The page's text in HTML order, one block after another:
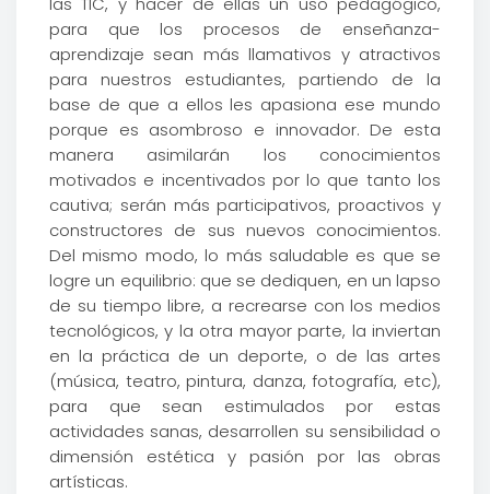
para que los procesos de enseñanza-
aprendizaje sean más llamativos y atractivos
para nuestros estudiantes, partiendo de la
base de que a ellos les apasiona ese mundo
porque es asombroso e innovador. De esta
manera asimilarán los conocimientos
motivados e incentivados por lo que tanto los
cautiva; serán más participativos, proactivos y
constructores de sus nuevos conocimientos.
Del mismo modo, lo más saludable es que se
logre un equilibrio: que se dediquen, en un lapso
de su tiempo libre, a recrearse con los medios
tecnológicos, y la otra mayor parte, la inviertan
en la práctica de un deporte, o de las artes
(música, teatro, pintura, danza, fotografía, etc),
para que sean estimulados por estas
actividades sanas, desarrollen su sensibilidad o
dimensión estética y pasión por las obras
artísticas.